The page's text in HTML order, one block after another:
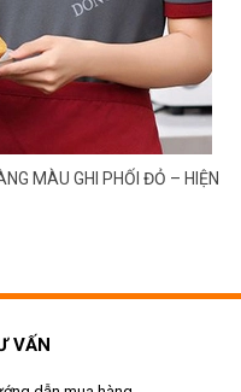
MÀU GHI PHỐI ĐỎ – HIỆN
VẤN